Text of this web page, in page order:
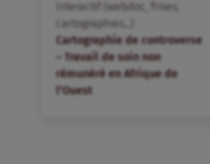
Interactif (webdoc, frises,
cartographies...)
Cartographie de controverse
– Travail de soin non
rémunéré en Afrique de
l’Ouest